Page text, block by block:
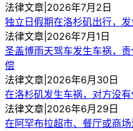
法律文章|2026年7月2日
独立日假期在洛杉矶出行，发
法律文章|2026年7月1日
圣盖博雨天驾车发生车祸，
偿
法律文章|2026年6月30日
在洛杉矶发生车祸，对方没有
法律文章|2026年6月29日
在阿罕布拉超市、餐厅或商场